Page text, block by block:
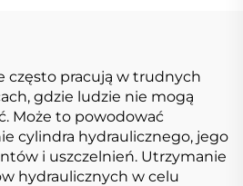
często pracują w trudnych
gdzie ludzie nie mogą
Może to powodować
cylindra hydraulicznego, jego
i uszczelnień. Utrzymanie
hydraulicznych w celu